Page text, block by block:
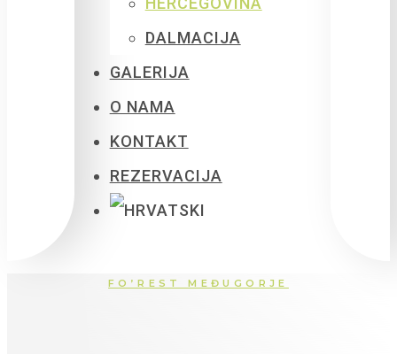
DALMACIJA
GALERIJA
O NAMA
KONTAKT
REZERVACIJA
FO’REST MEĐUGORJE